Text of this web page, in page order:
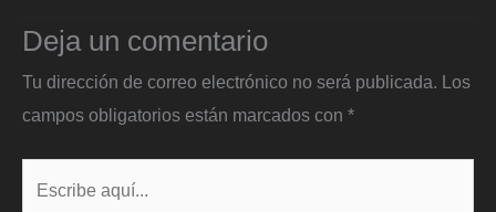
Deja un comentario
Tu dirección de correo electrónico no será publicada. Los
campos obligatorios están marcados con *